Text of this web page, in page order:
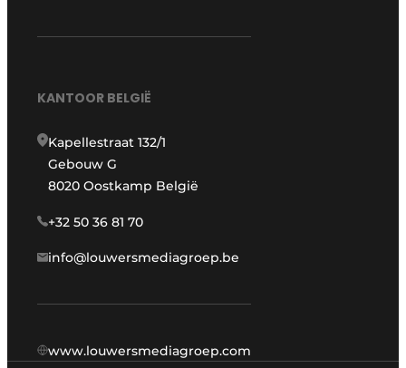
KANTOOR BELGIË
Kapellestraat 132/1
Gebouw G
8020 Oostkamp België
+32 50 36 81 70
info@louwersmediagroep.be
www.louwersmediagroep.com